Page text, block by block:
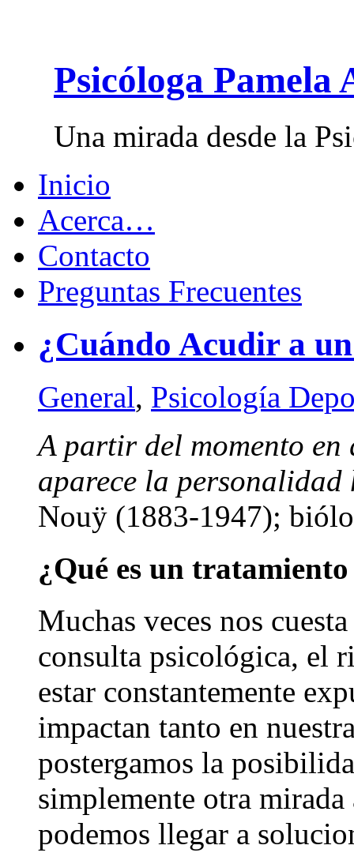
Psicóloga Pamela
Una mirada desde la
Inicio
Acerca…
Contacto
Preguntas Frecuentes
¿Cuándo Acudir a
General, Psicología
A partir del momento
aparece la personalidad
Nouÿ (1883-1947);
¿Qué es un
Muchas veces nos
consulta psicológica, el
estar constantemente
impactan tanto en
postergamos la
simplemente otra mirada
podemos llegar a